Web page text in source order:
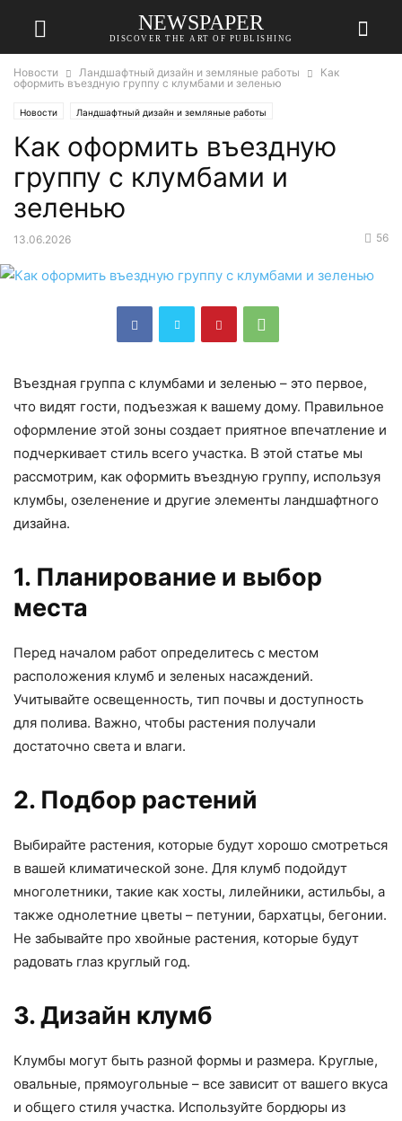
NEWSPAPER
DISCOVER THE ART OF PUBLISHING
Новости Ландшафтный дизайн и земляные работы
Как
оформить въездную группу с клумбами и зеленью
Новости Ландшафтный дизайн и земляные работы
Как оформить въездную
группу с клумбами и
зеленью
13.06.2026 56
Въездная группа с клумбами и зеленью – это первое,
что видят гости, подъезжая к вашему дому. Правильное
оформление этой зоны создает приятное впечатление и
подчеркивает стиль всего участка. В этой статье мы
рассмотрим, как оформить въездную группу, используя
клумбы, озеленение и другие элементы ландшафтного
дизайна.
1. Планирование и выбор
места
Перед началом работ определитесь с местом
расположения клумб и зеленых насаждений.
Учитывайте освещенность, тип почвы и доступность
для полива. Важно, чтобы растения получали
достаточно света и влаги.
2. Подбор растений
Выбирайте растения, которые будут хорошо смотреться
в вашей климатической зоне. Для клумб подойдут
многолетники, такие как хосты, лилейники, астильбы, а
также однолетние цветы – петунии, бархатцы, бегонии.
Не забывайте про хвойные растения, которые будут
радовать глаз круглый год.
3. Дизайн клумб
Клумбы могут быть разной формы и размера. Круглые,
овальные, прямоугольные – все зависит от вашего вкуса
и общего стиля участка. Используйте бордюры из